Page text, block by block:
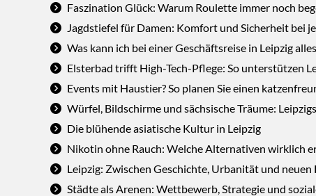
Faszination Glück: Warum Roulette immer noch
Jagdstiefel für Damen: Komfort und Sicherheit bei
Was kann ich bei einer Geschäftsreise in Leipzig
Elsterbad trifft High-Tech-Pflege: So unterstützen
Events mit Haustier? So planen Sie einen
Würfel, Bildschirme und sächsische Träume:
Die blühende asiatische Kultur in Leipzig
Nikotin ohne Rauch: Welche Alternativen wirklich
Leipzig: Zwischen Geschichte, Urbanität und neuen
Städte als Arenen: Wettbewerb, Strategie und